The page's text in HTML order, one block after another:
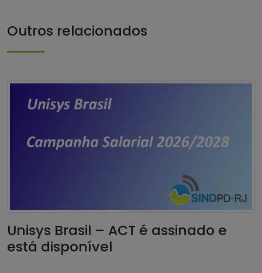
Outros relacionados
Unisys Brasil – ACT é assinado e
está disponível